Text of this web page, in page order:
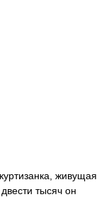
живущая
тысяч он